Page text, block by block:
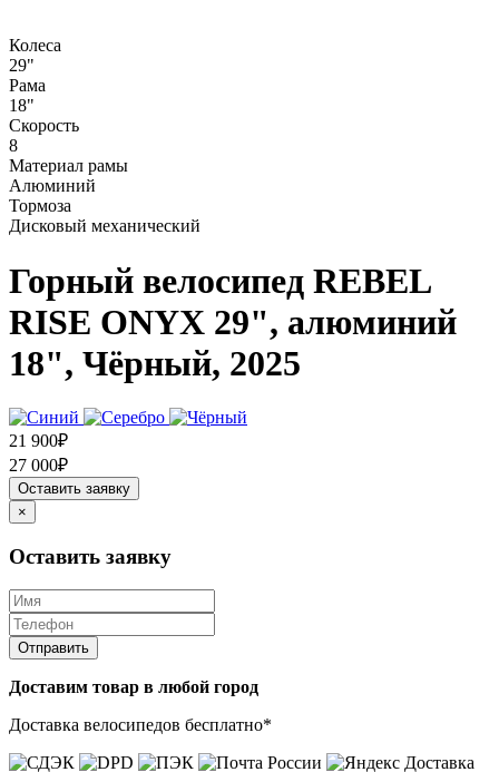
Колеса
29"
Рама
18"
Скорость
8
Материал рамы
Алюминий
Тормоза
Дисковый механический
Горный велосипед REBEL
RISE ONYX 29", алюминий
18", Чёрный, 2025
21 900₽
27 000₽
Оставить заявку
×
Оставить заявку
Отправить
Доставим товар в любой город
Доставка велосипедов бесплатно*